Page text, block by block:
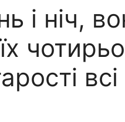
і ніч,
всі